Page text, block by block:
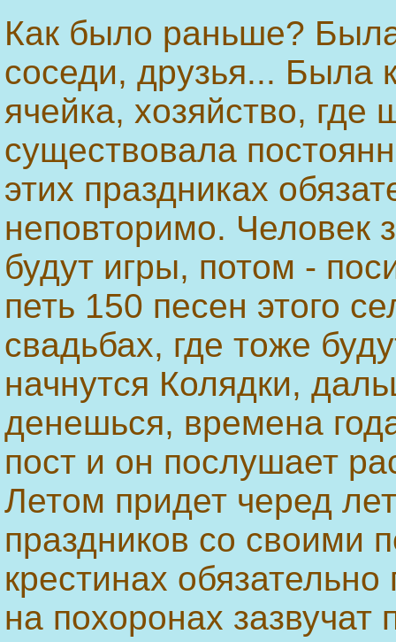
Как было раньше?
соседи, друзья... Была
ячейка, хозяйство, где
существовала
этих праздниках
неповторимо. Человек
будут игры, потом -
петь 150 песен этого
свадьбах, где тоже
начнутся Колядки,
денешься, времена
пост и он послушает
Летом придет черед
праздников со своими
крестинах
на похоронах